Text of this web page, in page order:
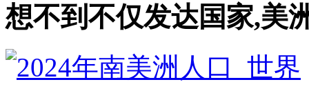
想不到不仅发达国家,美